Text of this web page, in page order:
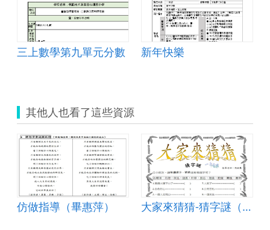
三上數學第九單元分數 新年快樂
其他人也看了這些資源
仿做指導（畢惠萍） 大家來猜猜-猜字謎（陳毓慧）